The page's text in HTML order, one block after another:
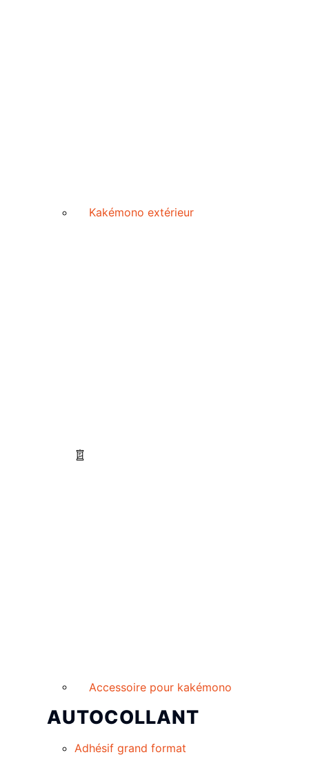
Kakémono extérieur
Accessoire pour kakémono
AUTOCOLLANT
Adhésif grand format